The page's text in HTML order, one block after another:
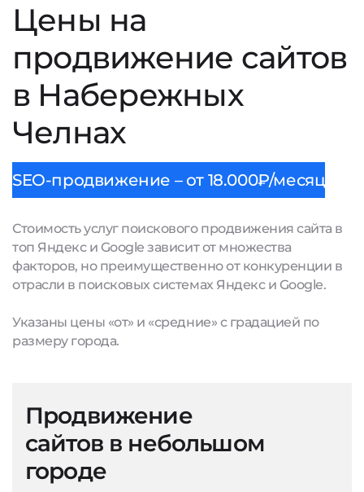
Цены на
продвижение сайтов
в Набережных
Челнах
SEO-продвижение – от 18.000₽/месяц
Стоимость услуг поискового продвижения сайта в
топ Яндекс и Google зависит от множества
факторов, но преимущественно от конкуренции в
отрасли в поисковых системах Яндекс и Google.
Указаны цены «от» и «средние» с градацией по
размеру города.
Продвижение
сайтов в небольшом
городе